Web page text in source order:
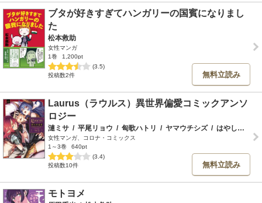
ブタが好きすぎてハンガリーの国賓になりまし
た
松本救助
女性マンガ
1巻
1,200pt
(3.5)
投稿数2件
無料立読み
Laurus（ラウルス）異世界偏愛コミックアンソ
ロジー
漣ミサ / 平尾リョウ / 匈歌ハトリ / ヤマウチシズ / はやしね
女性マンガ、コロナ・コミックス
1～3巻
640pt
(3.4)
投稿数10件
無料立読み
モトヨメ